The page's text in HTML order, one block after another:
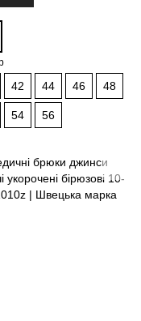
42 44 46 48
54 56